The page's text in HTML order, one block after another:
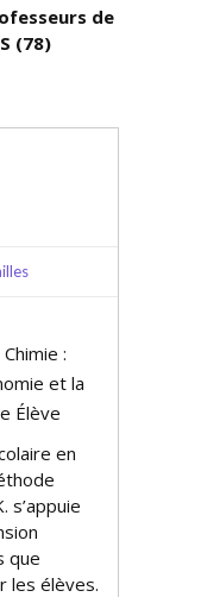
de
(78)
:
et la
Élève
en
s’appuie
que
les élèves.